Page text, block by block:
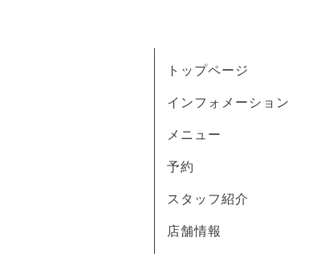
トップページ
インフォメーション
メニュー
予約
スタッフ紹介
店舗情報